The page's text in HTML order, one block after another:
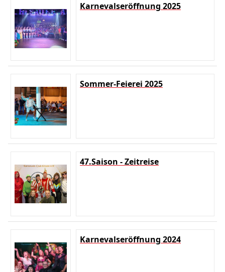
Karnevalseröffnung 2025
Sommer-Feierei 2025
47.Saison - Zeitreise
Karnevalseröffnung 2024